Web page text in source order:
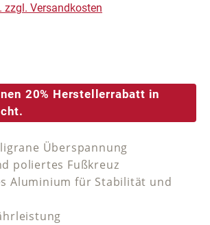
zzgl. Versandkosten
Bewertung von 5 von 5 Sternen
20% Herstellerrabatt in
Überspannung
poliertes Fußkreuz
Aluminium für Stabilität und